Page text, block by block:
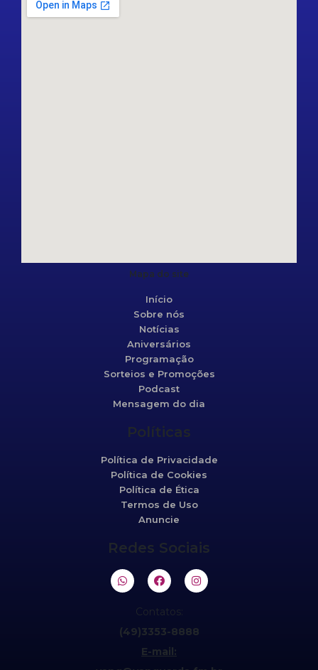
Mapa do site
Início
Sobre nós
Notícias
Aniversários
Programação
Sorteios e Promoções
Podcast
Mensagem do dia
Políticas
Política de Privacidade
Política de Cookies
Política de Ética
Termos de Uso
Anuncie
Redes Sociais
Contatos:
(49)3353-8888
E-mail: